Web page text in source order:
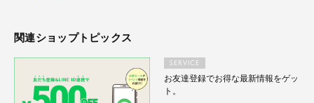
関連ショップトピックス
SERVICE
お友達登録でお得な最新情報をゲッ
ト。